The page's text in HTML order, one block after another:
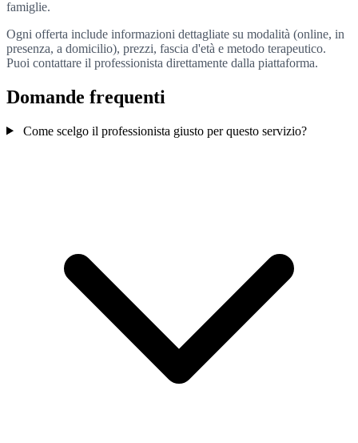
famiglie.
Ogni offerta include informazioni dettagliate su modalità (online, in
presenza, a domicilio), prezzi, fascia d'età e metodo terapeutico.
Puoi contattare il professionista direttamente dalla piattaforma.
Domande frequenti
Come scelgo il professionista giusto per questo servizio?